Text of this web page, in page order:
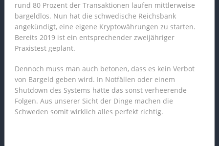
rund 80 Prozent der Transaktionen laufen mittlerweise
bargeldlos. Nun hat die schwedische Reichsbank
angekündigt, eine eigene Kryptowährungen zu starten.
Bereits 2019 ist ein entsprechender zweijähriger
Praxistest geplant.
Dennoch muss man auch betonen, dass es kein Verbot
von Bargeld geben wird. In Notfällen oder einem
Shutdown des Systems hätte das sonst verheerende
Folgen. Aus unserer Sicht der Dinge machen die
Schweden somit wirklich alles perfekt richtig.